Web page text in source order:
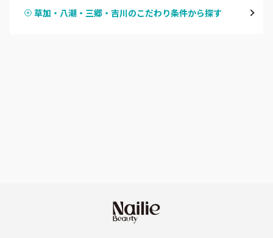
ふじみ野・鶴瀬・上福岡
ハンドスカルプ
草加・八潮・三郷・吉川のこだわり条件から探す